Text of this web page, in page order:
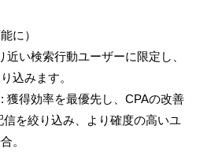
に）
い検索行動ユーザーに限定し、
込みます。
獲得効率を最優先し、CPAの改善
を絞り込み、より確度の高いユ
。